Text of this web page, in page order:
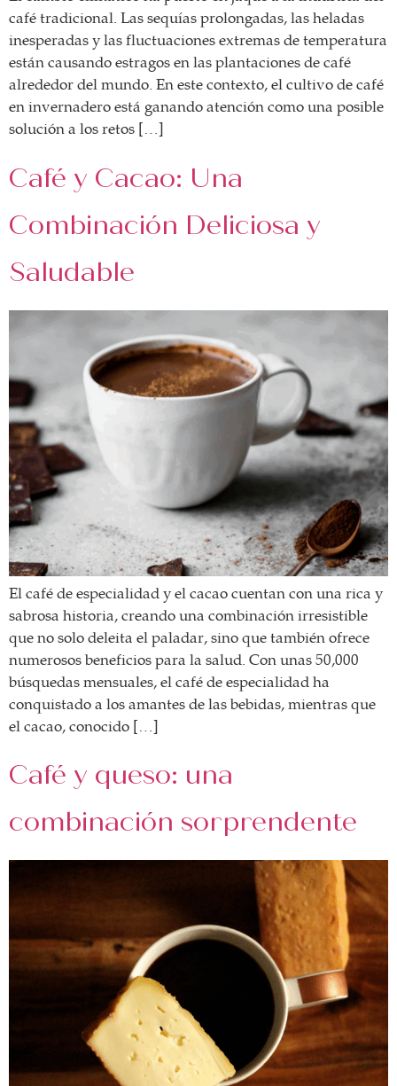
café tradicional. Las sequías prolongadas, las heladas
inesperadas y las fluctuaciones extremas de temperatura
están causando estragos en las plantaciones de café
alrededor del mundo. En este contexto, el cultivo de café
en invernadero está ganando atención como una posible
solución a los retos […]
Café y Cacao: Una
Combinación Deliciosa y
Saludable
El café de especialidad y el cacao cuentan con una rica y
sabrosa historia, creando una combinación irresistible
que no solo deleita el paladar, sino que también ofrece
numerosos beneficios para la salud. Con unas 50,000
búsquedas mensuales, el café de especialidad ha
conquistado a los amantes de las bebidas, mientras que
el cacao, conocido […]
Café y queso: una
combinación sorprendente